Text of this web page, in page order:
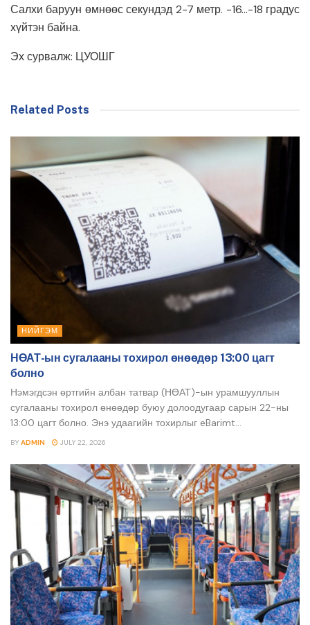
Салхи баруун өмнөөс секундэд 2-7 метр. -16…-18 градус
хүйтэн байна.
Эх сурвалж: ЦУОШГ
Related Posts
НИЙГЭМ
НӨАТ-ын сугалааны тохирол өнөөдөр 13:00 цагт
болно
Нэмэгдсэн өртгийн албан татвар (НӨАТ)-ын урамшууллын
сугалааны тохирол өнөөдөр буюу долоодугаар сарын 22-ны
13:00 цагт болно. Энэ удаагийн тохирлыг eBarimt...
BY ADMIN JULY 22, 2026